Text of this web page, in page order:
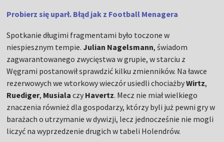
Probierz się uparł. Błąd jak z Football Menagera
Spotkanie długimi fragmentami było toczone w
niespiesznym tempie. Julian Nagelsmann, świadom
zagwarantowanego zwycięstwa w grupie, w starciu z
Węgrami postanowił sprawdzić kilku zmienników. Na ławce
rezerwowych we wtorkowy wieczór usiedli chociażbyWirtz,
Ruediger, Musialaczy Havertz. Mecz nie miał wielkiego
znaczenia również dla gospodarzy, którzy byli już pewni gry w
barażach o utrzymanie w dywizji, lecz jednocześnie nie mogli
liczyć na wyprzedzenie drugich w tabeli Holendrów.